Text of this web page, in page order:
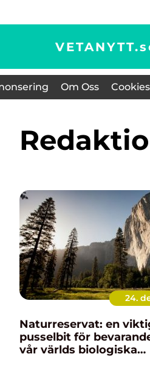
VETANYTT.
Om Oss Cookies
24.
Naturreservat: en
pusselbit för
vår världs biologiska